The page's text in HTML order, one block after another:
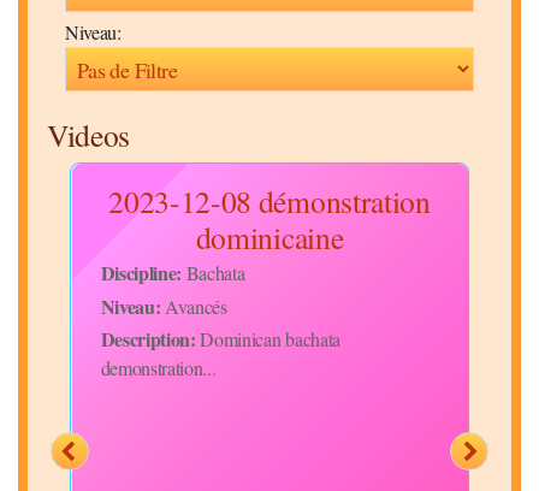
Niveau:
Videos
2023-12-08 démonstration
dominicaine
Discipline: Bachata
Niveau: Avancés
Description:Dominican bachata
demonstration...